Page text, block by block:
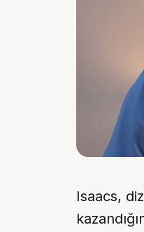
Isaacs,